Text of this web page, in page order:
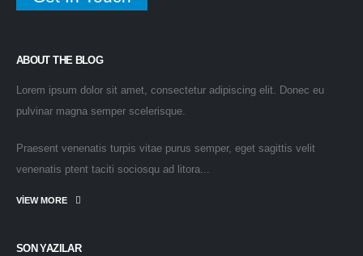
ABOUT THE BLOG
Lorem ipsum dolor sit amet, consectetur adipiscing elit. Donec eu
pulvinar magna semper scelerisque.
Praesent venenatis turpis vitae purus semper, eget sagittis velit
venenatis ptent taciti sociosqu ad litora...
VIEW MORE
SON YAZILAR